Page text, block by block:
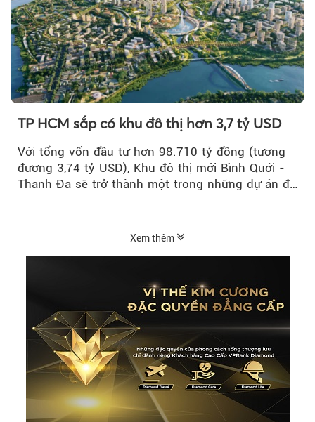
TP HCM sắp có khu đô thị hơn 3,7 tỷ USD
Với tổng vốn đầu tư hơn 98.710 tỷ đồng (tương
đương 3,74 tỷ USD), Khu đô thị mới Bình Quới -
Thanh Đa sẽ trở thành một trong những dự án đô
Xem thêm